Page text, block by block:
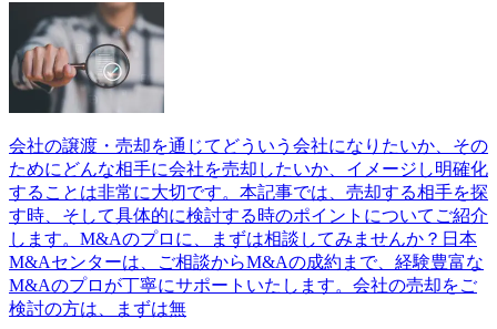
会社の譲渡・売却を通じてどういう会社になりたいか、その
ためにどんな相手に会社を売却したいか、イメージし明確化
することは非常に大切です。本記事では、売却する相手を探
す時、そして具体的に検討する時のポイントについてご紹介
します。M&Aのプロに、まずは相談してみませんか？日本
M&Aセンターは、ご相談からM&Aの成約まで、経験豊富な
M&Aのプロが丁寧にサポートいたします。会社の売却をご
検討の方は、まずは無